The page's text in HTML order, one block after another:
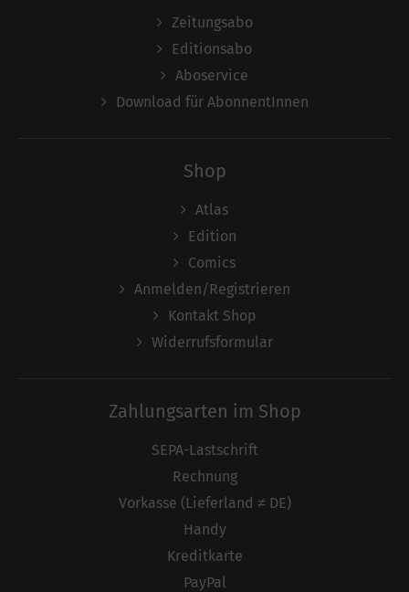
Zeitungsabo
Editionsabo
Aboservice
Download für AbonnentInnen
Shop
Atlas
Edition
Comics
Anmelden/Registrieren
Kontakt Shop
Widerrufsformular
Zahlungsarten im Shop
SEPA-Lastschrift
Rechnung
Vorkasse (Lieferland ≠ DE)
Handy
Kreditkarte
PayPal